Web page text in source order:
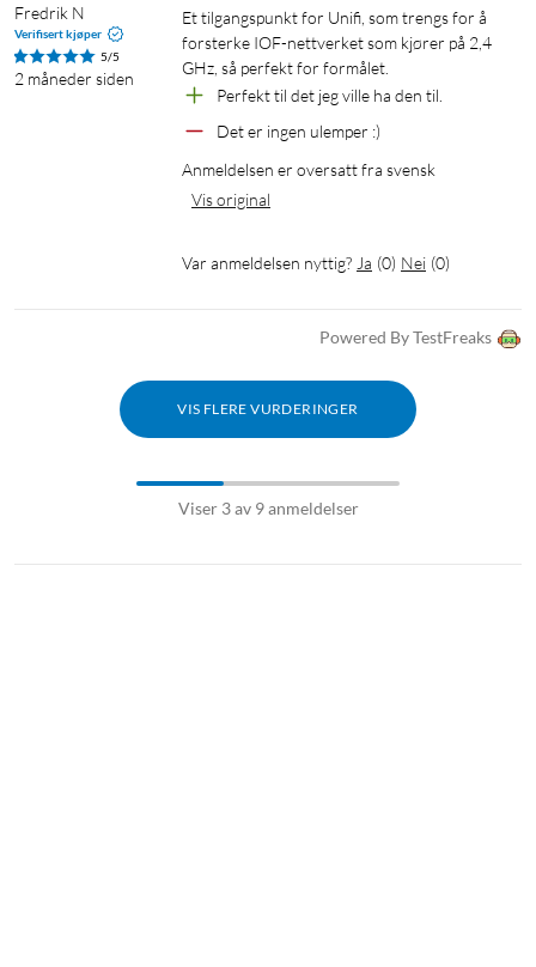
Fredrik N
Verifisert kjøper
5/5
2 måneder siden
Et tilgangspunkt for Unifi, som trengs for å
forsterke IOF-nettverket som kjører på 2,4
GHz, så perfekt for formålet.
Perfekt til det jeg ville ha den til.
Det er ingen ulemper :)
Anmeldelsen er oversatt fra svensk
Vis original
Var anmeldelsen nyttig? Ja (0) Nei (0)
Powered By TestFreaks
VIS FLERE VURDERINGER
Viser 3 av 9 anmeldelser